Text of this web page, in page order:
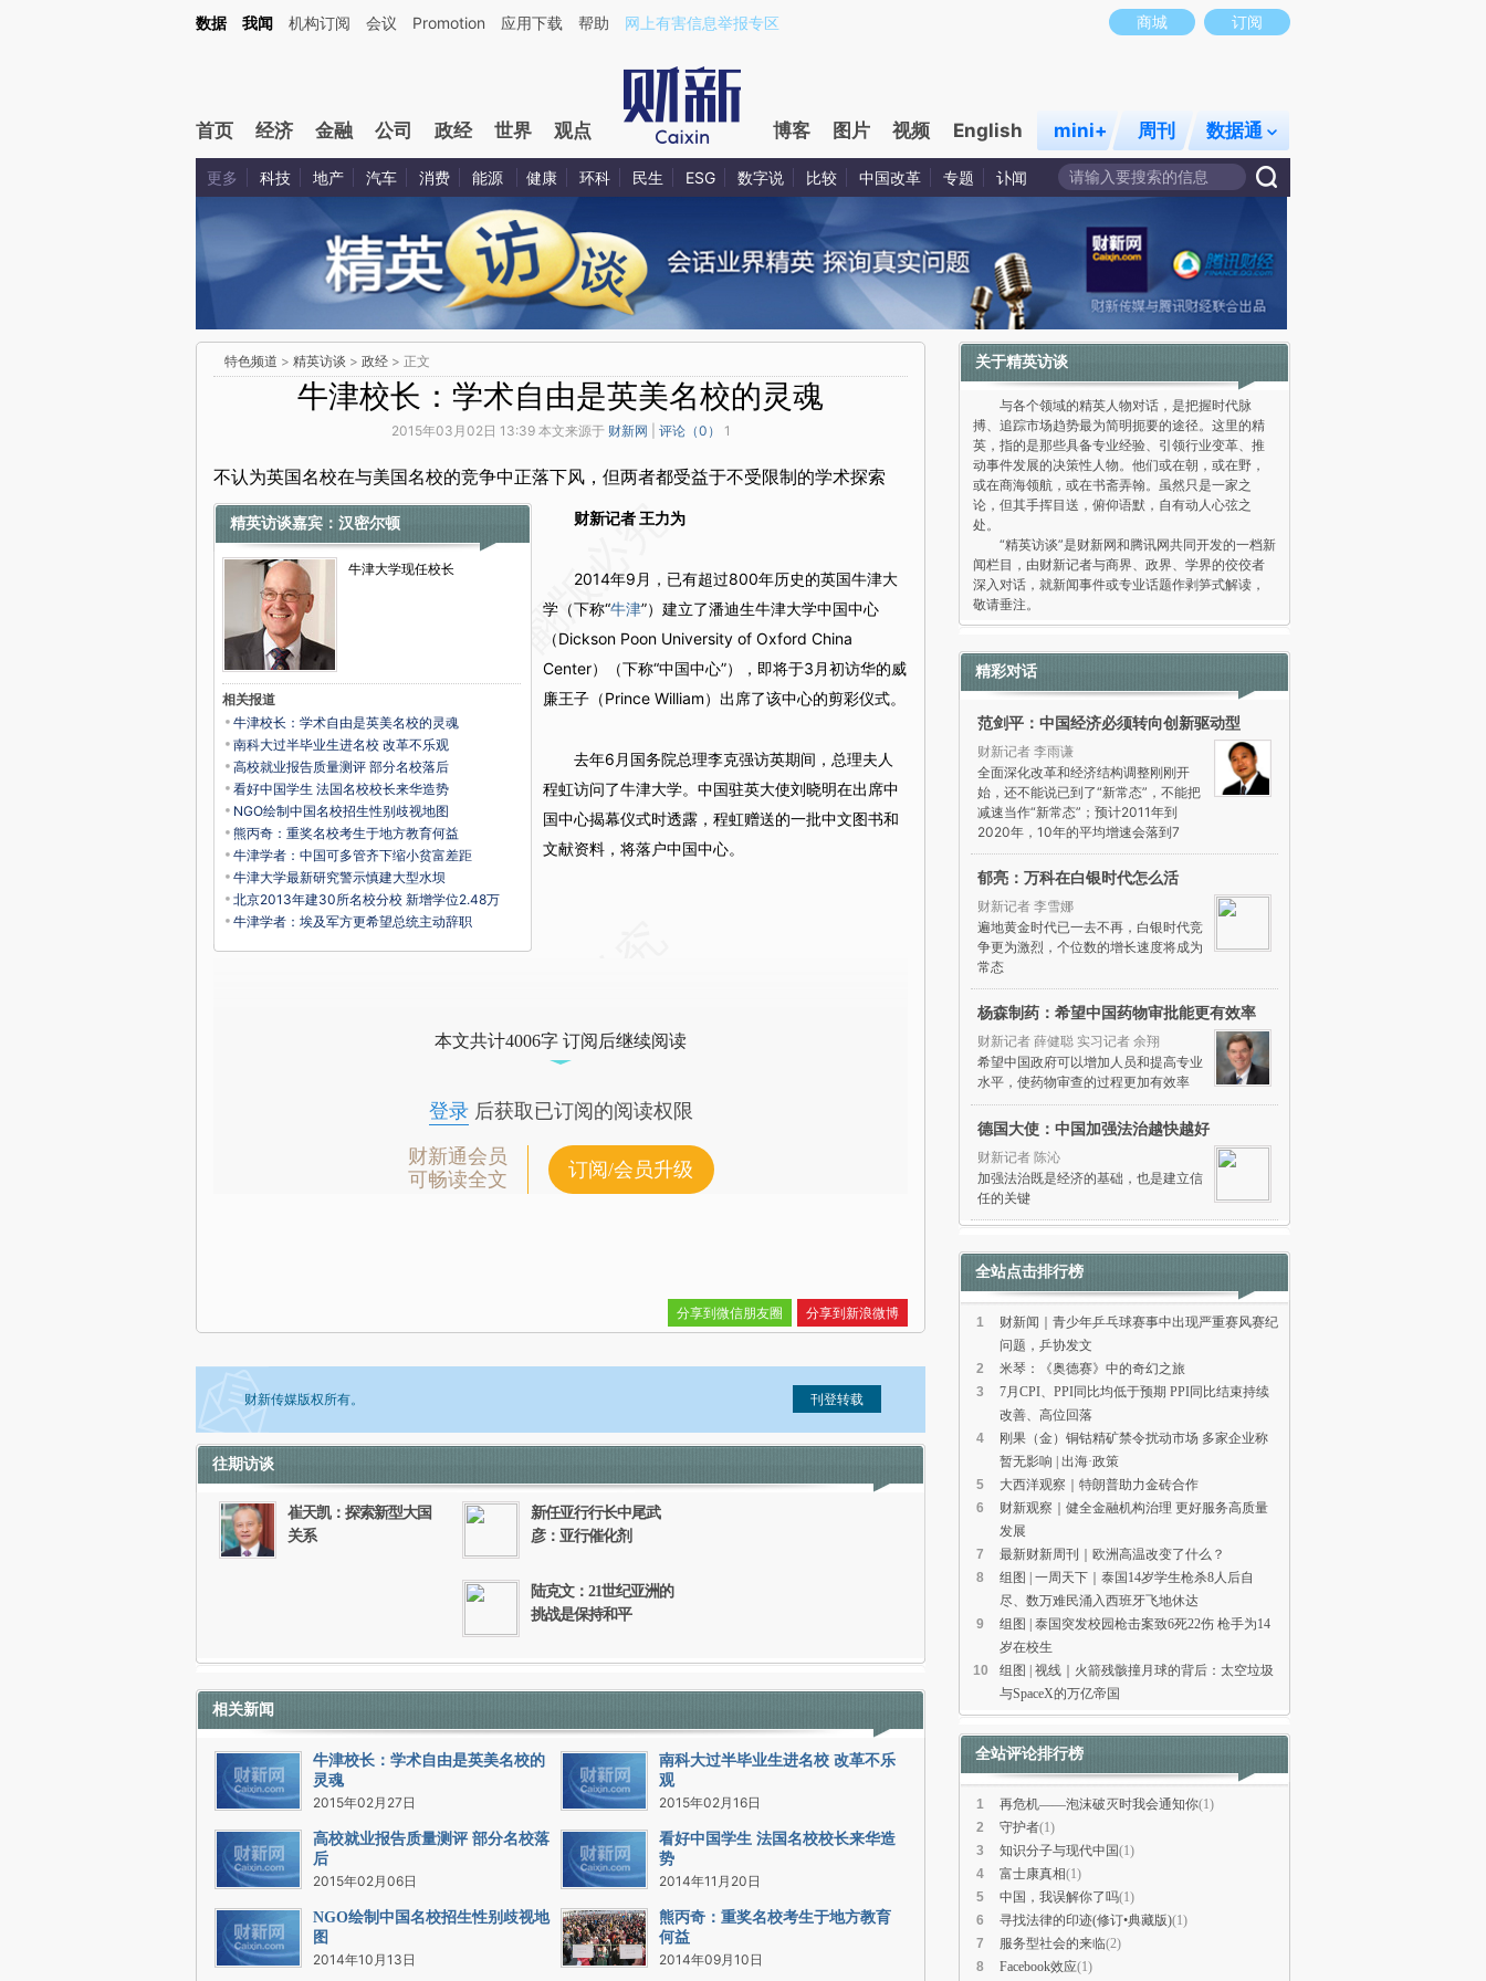
商城 订阅
数据 我闻 机构订阅 会议 Promotion 应用下载 帮助 网上有害信息举报专区
首页 经济 金融 公司 政经 世界 观点 博客 图片 视频 English mini+ 周刊 数据通
更多 科技 地产 汽车 消费 能源 健康 环科 民生 ESG 数字说 比较 中国改革 专题 讣闻
特色频道 > 精英访谈 > 政经 > 正文
牛津校长：学术自由是英美名校的灵魂
2015年03月02日 13:39 本文来源于 财新网 评论（0 ） 1
不认为英国名校在与美国名校的竞争中正落下风，但两者都受益于不受限制的学术探索
精英访谈嘉宾：汉密尔顿
牛津大学现任校长
相关报道
牛津校长：学术自由是英美名校的灵魂
南科大过半毕业生进名校 改革不乐观
高校就业报告质量测评 部分名校落后
看好中国学生 法国名校校长来华造势
NGO绘制中国名校招生性别歧视地图
熊丙奇：重奖名校考生于地方教育何益
牛津学者：中国可多管齐下缩小贫富差距
牛津大学最新研究警示慎建大型水坝
北京2013年建30所名校分校 新增学位2.48万
牛津学者：埃及军方更希望总统主动辞职
财新记者 王力为
2014年9月，已有超过800年历史的英国牛津大
学（下称“牛津”）建立了潘迪生牛津大学中国中心
（Dickson Poon University of Oxford China
Center）（下称“中国中心”），即将于3月初访华的威
廉王子（Prince William）出席了该中心的剪彩仪式。
去年6月国务院总理李克强访英期间，总理夫人
程虹访问了牛津大学。中国驻英大使刘晓明在出席中
国中心揭幕仪式时透露，程虹赠送的一批中文图书和
文献资料，将落户中国中心。
本文共计4006字 订阅后继续阅读
登录后获取已订阅的阅读权限
财新通会员
可畅读全文
订阅/会员升级
分享到新浪微博
分享到微信朋友圈
财新传媒版权所有。
如需刊登转载请点击右侧按钮，提交相关信息。经确认即可刊登转载。
往期访谈
崔天凯：探索新型大国
关系
新任亚行行长中尾武
彦：亚行催化剂
陆克文：21世纪亚洲的
挑战是保持和平
相关新闻
牛津校长：学术自由是英美名校的
灵魂
2015年02月27日
南科大过半毕业生进名校 改革不乐
观
2015年02月16日
高校就业报告质量测评 部分名校落
后
2015年02月06日
看好中国学生 法国名校校长来华造
势
2014年11月20日
NGO绘制中国名校招生性别歧视地
图
2014年10月13日
熊丙奇：重奖名校考生于地方教育
何益
2014年09月10日
关于精英访谈
与各个领域的精英人物对话，是把握时代脉
搏、追踪市场趋势最为简明扼要的途径。这里的精
英，指的是那些具备专业经验、引领行业变革、推
动事件发展的决策性人物。他们或在朝，或在野，
或在商海领航，或在书斋弄翰。虽然只是一家之
论，但其手挥目送，俯仰语默，自有动人心弦之
处。
“精英访谈”是财新网和腾讯网共同开发的一档新
闻栏目，由财新记者与商界、政界、学界的佼佼者
深入对话，就新闻事件或专业话题作剥笋式解读，
敬请垂注。
精彩对话
范剑平：中国经济必须转向创新驱动型
财新记者 李雨谦
全面深化改革和经济结构调整刚刚开
始，还不能说已到了“新常态”，不能把
减速当作“新常态”；预计2011年到
2020年，10年的平均增速会落到7
郁亮：万科在白银时代怎么活
财新记者 李雪娜
遍地黄金时代已一去不再，白银时代竞
争更为激烈，个位数的增长速度将成为
常态
杨森制药：希望中国药物审批能更有效率
财新记者 薛健聪 实习记者 余翔
希望中国政府可以增加人员和提高专业
水平，使药物审查的过程更加有效率
德国大使：中国加强法治越快越好
财新记者 陈沁
加强法治既是经济的基础，也是建立信
任的关键
全站点击排行榜
1
财新闻｜青少年乒乓球赛事中出现严重赛风赛纪
问题，乒协发文
2
米琴：《奥德赛》中的奇幻之旅
3
7月CPI、PPI同比均低于预期 PPI同比结束持续
改善、高位回落
4
刚果（金）铜钴精矿禁令扰动市场 多家企业称
暂无影响 | 出海·政策
5
大西洋观察｜特朗普助力金砖合作
6
财新观察｜健全金融机构治理 更好服务高质量
发展
7
最新财新周刊｜欧洲高温改变了什么？
8
组图 | 一周天下｜泰国14岁学生枪杀8人后自
尽、数万难民涌入西班牙飞地休达
9
组图 | 泰国突发校园枪击案致6死22伤 枪手为14
岁在校生
10
组图 | 视线｜火箭残骸撞月球的背后：太空垃圾
与SpaceX的万亿帝国
全站评论排行榜
1 再危机——泡沫破灭时我会通知你(1)
2
守护者(1)
3
知识分子与现代中国(1)
4
富士康真相(1)
5
中国，我误解你了吗(1)
6
寻找法律的印迹(修订•典藏版)(1)
7
服务型社会的来临(2)
8
Facebook效应(1)